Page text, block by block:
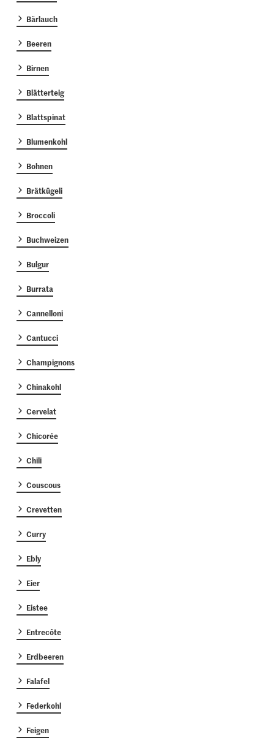
Bärlauch
Beeren
Birnen
Blätterteig
Blattspinat
Blumenkohl
Bohnen
Brätkügeli
Broccoli
Buchweizen
Bulgur
Burrata
Cannelloni
Cantucci
Champignons
Chinakohl
Cervelat
Chicorée
Chili
Couscous
Crevetten
Curry
Ebly
Eier
Eistee
Entrecôte
Erdbeeren
Falafel
Federkohl
Feigen